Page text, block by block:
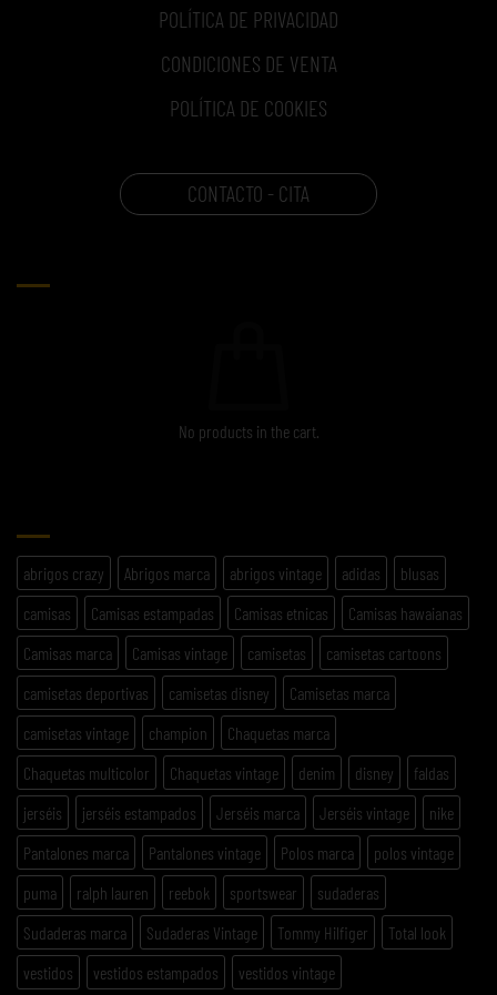
POLÍTICA DE PRIVACIDAD
CONDICIONES DE VENTA
POLÍTICA DE COOKIES
CONTACTO - CITA
No products in the cart.
abrigos crazy Abrigos marca abrigos vintage adidas
blusas
camisas
Camisas estampadas Camisas etnicas
Camisas hawaianas
Camisas marca
Camisas vintage camisetas
camisetas cartoons
camisetas deportivas
camisetas disney
Camisetas marca
camisetas vintage
champion
Chaquetas marca
Chaquetas multicolor
Chaquetas vintage denim disney
faldas
jerséis
jerséis estampados Jerséis marca Jerséis vintage
nike
Pantalones marca
Pantalones vintage Polos marca
polos vintage
puma
ralph lauren reebok sportswear
sudaderas
Sudaderas marca
Sudaderas Vintage Tommy Hilfiger
Total look
vestidos
vestidos estampados vestidos vintage